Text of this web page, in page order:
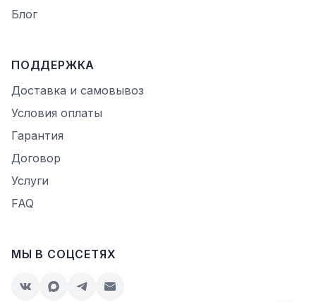
Блог
ПОДДЕРЖКА
Доставка и самовывоз
Условия оплаты
Гарантия
Договор
Услуги
FAQ
МЫ В СОЦСЕТЯХ